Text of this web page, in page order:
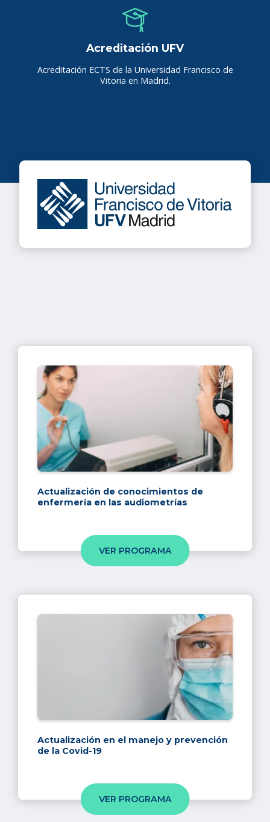
Acreditación UFV
Acreditación ECTS de la Universidad Francisco de
Vitoria en Madrid.
Actualización de conocimientos de
enfermería en las audiometrías
VER PROGRAMA
Actualización en el manejo y prevención
de la Covid-19
VER PROGRAMA